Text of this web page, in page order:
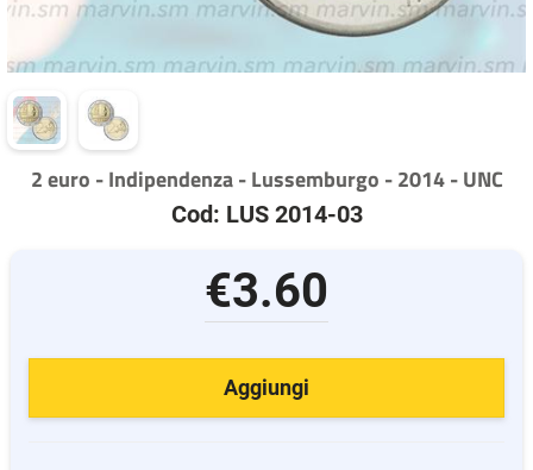
2 euro - Indipendenza - Lussemburgo - 2014 - UNC
Cod: LUS 2014-03
€3.60
Aggiungi